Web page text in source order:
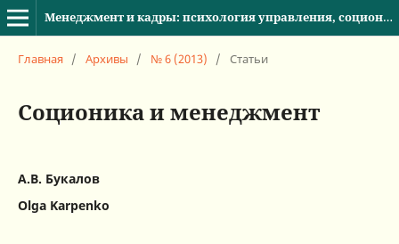
Менеджмент и кадры: психология управления, соционика и социология
Главная / Архивы / № 6 (2013) / Статьи
Соционика и менеджмент
А.В. Букалов
Olga Karpenko